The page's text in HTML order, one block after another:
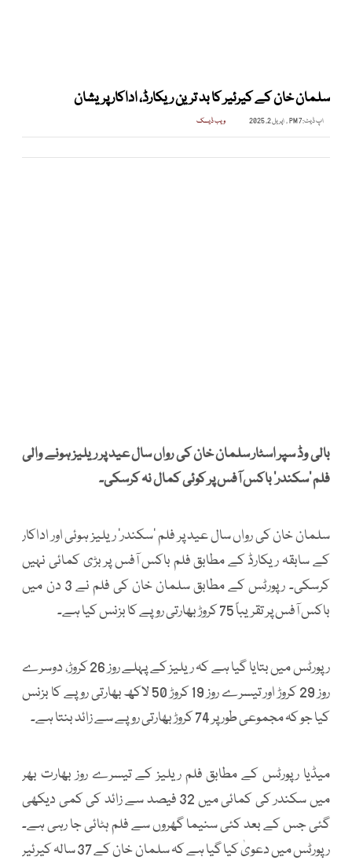
سلمان خان کے کیرئیر کا بد ترین ریکارڈ، اداکار پریشان
اپ ڈیٹ:7 PM , اپریل 2, 2025 ویب ڈیسک
بالی وڈ سپر اسٹار سلمان خان کی رواں سال عید پر ریلیز ہونے والی
فلم ’سکندر‘ باکس آفس پر کوئی کمال نہ کرسکی۔
سلمان خان کی رواں سال عید پر فلم ’سکندر‘ ریلیز ہوئی اور اداکار
کے سابقہ ریکارڈ کے مطابق فلم باکس آفس پر بڑی کمائی نہیں
کرسکی۔ رپورٹس کے مطابق سلمان خان کی فلم نے 3 دن میں
باکس آفس پر تقریباً 75 کروڑ بھارتی روپے کا بزنس کیا ہے۔
رپورٹس میں بتایا گیا ہے کہ ریلیز کے پہلے روز 26 کروڑ، دوسرے
روز 29 کروڑ اور تیسرے روز 19 کروڑ 50 لاکھ بھارتی روپے کا بزنس
کیا جو کہ مجموعی طور پر 74 کروڑ بھارتی روپے سے زائد بنتا ہے۔
میڈیا رپورٹس کے مطابق فلم ریلیز کے تیسرے روز بھارت بھر
میں سکندر کی کمائی میں 32 فیصد سے زائد کی کمی دیکھی
گئی جس کے بعد کئی سنیما گھروں سے فلم ہٹائی جا رہی ہے۔
رپورٹس میں دعویٰ کیا گیا ہے کہ سلمان خان کے 37 سالہ کیرئیر